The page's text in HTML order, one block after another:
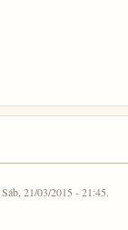
Sáb, 21/03/2015 - 21:45.